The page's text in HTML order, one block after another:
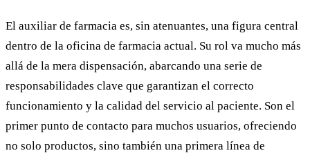
El auxiliar de farmacia es, sin atenuantes, una figura central
dentro de la oficina de farmacia actual. Su rol va mucho más
allá de la mera dispensación, abarcando una serie de
responsabilidades clave que garantizan el correcto
funcionamiento y la calidad del servicio al paciente. Son el
primer punto de contacto para muchos usuarios, ofreciendo
no solo productos, sino también una primera línea de